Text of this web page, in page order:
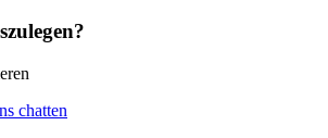
chatten